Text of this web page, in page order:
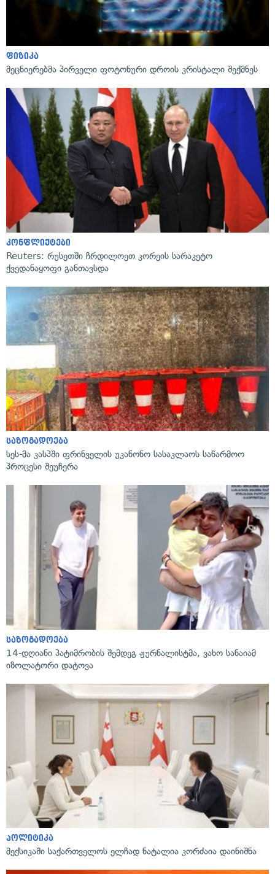
ფიზიკა
მეცნიერებმა პირველი ფოტონური დროის კრისტალი შექმნეს
კონფლიქტები
Reuters: რუსეთში ჩრდილოეთ კორეის სარაკეტო
ქვედანაყოფი განთავსდა
საზოგადოება
სეს-მა კასპში ფრინველის უკანონო სასაკლაოს საწარმოო
პროცესი შეუჩერა
საზოგადოება
14-დღიანი პატიმრობის შემდეგ ჟურნალისტმა, ვახო სანაიამ
იზოლატორი დატოვა
პოლიტიკა
მექსიკაში საქართველოს ელჩად ნატალია კორძაია დაინიშნა